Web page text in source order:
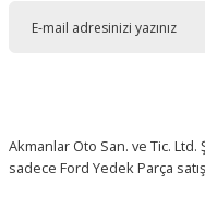
Akmanlar Oto San. ve Tic.
sadece Ford Yedek Parça